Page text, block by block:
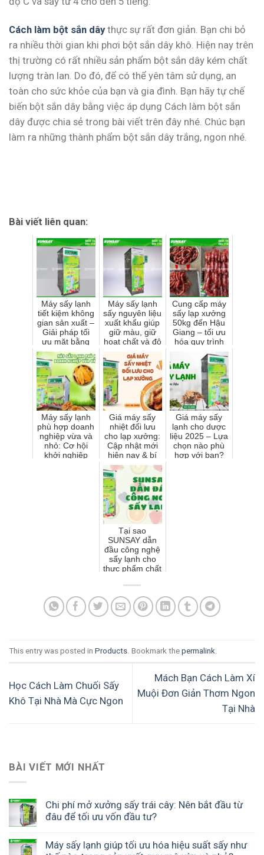
BÀI VIẾT MỚI NHẤT
Chi phí mở xưởng sấy trái cây: Nên bắt đầu từ
đâu để tối ưu vốn đầu tư?
Máy sấy lạnh giúp tối ưu hóa hiệu suất sấy như
Cách làm bột sắn dâythực sự rất đơn giản. Bạn chi bỏ
ra nhiều thời gian khi phơi bột sắn dây khô. Hiện nay trên
thị trường có rất nhiều sản phẩm bột sắn dây kém chất
lượng tràn lan. Do đó, để có thể yên tâm sử dụng, an
toàn cho sức khỏe của bạn và gia đình. Bạn hãy tự chế
biến bột sắn dây bằng việc áp dụng Cách làm bột sắn
dây được chia sẻ trong bài viết trên đây nhé. Chúc bạn
làm ra những thành phẩm bột sắn dây trắng, ngon nhé.
Bài viết liên quan:
Máy sấy lạnh
tiết kiệm không
gian sản xuất –
Giải pháp tối
ưu mặt bằng
cho xưởng nhỏ
Máy sấy lạnh
sấy nguyên liệu
xuất khẩu giúp
giữ màu, giữ
hoạt chất và độ
ẩm ổn định
Cung cấp máy
sấy lạp xưởng
50kg đến Hậu
Giang – tối ưu
hóa quy trình
xưởng
Máy sấy lạnh
phù hợp doanh
nghiệp vừa và
nhỏ: Cơ hội
khởi nghiệp
Giá máy sấy
nhiệt đối lưu
cho lạp xưởng:
Cập nhật mới
hiện nay & bí
quyết chọn
mua
Giá máy sấy
lạnh cho dược
liệu 2025 – Lựa
chọn nào phù
hợp với bạn?
Tại sao
SUNSAY dẫn
đầu công nghệ
sấy lạnh cho
thực phẩm chất
This entry was posted in Products . Bookmark the permalink
Học Cách Làm Chuối Sấy
Khô Tại Nhà Mà Cực Ngon
Mách Bạn Cách Làm Xí
Muội Đơn Giản Thơm Ngon
Tại Nhà